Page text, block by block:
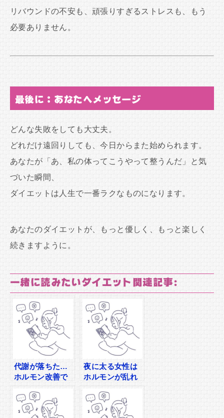
リバウンドの不安も、頑張りすぎるストレスも、もう
必要ありません。
最後に：あなたへメッセージ
どんな失敗をしても大丈夫。
どれだけ遠回りしても、今日からまた始められます。
あなたが「あ、私の体ってこうやって整うんだ」と気
づいた瞬間、
ダイエットは人生で一番ラクなものになります。
あなたのダイエットが、もっと優しく、もっと楽しく
続きますように。
一緒に読みたいダイエット関連記事:
代謝が落ちた…
ホルモン改善で
若い頃の体型に
戻った方法【実
体験×専門家解
夜に太る女性は
ホルモンが乱れ
ている？改善ナ
イトルール